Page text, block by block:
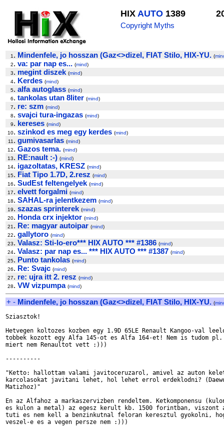
HIX AUTO 1389
Copyright Myths
1 . Mindenfele, jo hosszan (Gaz<>dizel, FIAT Stilo, HIX-YU. (
2. va: par nap es... (mind)
3. megint diszek (mind)
4. Kerdes (mind)
5. alfa autoglass (mind)
6. tankolas utan 8liter (mind)
7. re: szm (mind)
8. svajci tura-ingazas (mind)
9. kereses (mind)
10. szinkod es meg egy kerdes (mind)
11 . gumivasarlas (mind)
12. Gazos tema. (mind)
13. RE:nault :-) (mind)
14. igazoltatas, KRESZ (mind)
15. Fiat Tipo 1.7D, 2.resz (mind)
16. SudEst feltengelyek (mind)
17. elvett forgalmi (mind)
18. SAHAL-ra jelentkezem (mind)
19. szazas sprinterek (mind)
20. Honda crx injektor (mind)
21 . Re: magyar autoipar (mind)
22. gallytoro (mind)
23. Valasz: Sti-lo-ero*** HIX AUTO *** #1386 (mind)
24. Valasz: par nap es... *** HIX AUTO *** #1387 (mind)
25. Punto tankolas (mind)
26. Re: Svajc (mind)
27. re: ujra itt 2. resz (mind)
28. VW vizpumpa (mind)
+ - Mindenfele, jo hosszan (Gaz<>dizel, FIAT Stilo, HIX-YU. (
Sziasztok!
Hetvegen koltozes kozben egy 1.9D 65LE Renault Kangoo-val
tobbek kozott egy Alfa 145-ot es Alfa 164-et! Nem is tudom pl.
miert nem Renaultot vett :)))
----------
"Ketto: hallottam valami javitoceruzarol, amivel az auton
karcolasokat javitani lehet, hol lehet errol erdeklodni?
Matizhoz)"
En az Alfahoz a markaszervizben rendeltem. Ketkomponensu
es kulon a metal) az egesz kerult kb. 1500 forintban, viszont
tuti es nem kell a benzinkutnal feloran keresztul gyokolni,
veszel-e es a vegen persze nem :)))